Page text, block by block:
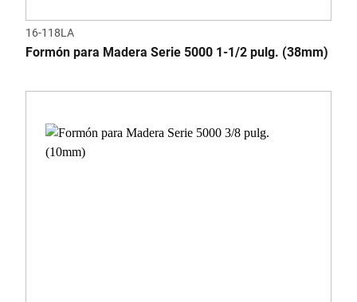
16-118LA
Formón para Madera Serie 5000 1-1/2 pulg. (38mm)